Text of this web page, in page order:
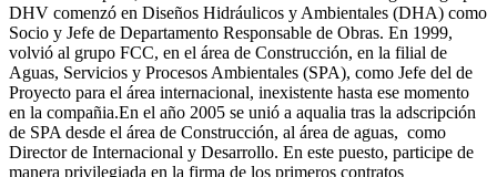
DHV comenzó en Diseños Hidráulicos y Ambientales (DHA) como
Socio y Jefe de Departamento Responsable de Obras. En 1999,
volvió al grupo FCC, en el área de Construcción, en la filial de
Aguas, Servicios y Procesos Ambientales (SPA), como Jefe del de
Proyecto para el área internacional, inexistente hasta ese momento
en la compañia.En el año 2005 se unió a aqualia tras la adscripción
de SPA desde el área de Construcción, al área de aguas, como
Director de Internacional y Desarrollo. En este puesto, participe de
manera privilegiada en la firma de los primeros contratos